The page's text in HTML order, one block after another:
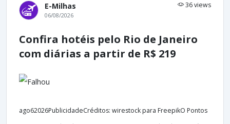
E-Milhas 36 views
06/08/2026
Confira hotéis pelo Rio de Janeiro
com diárias a partir de R$ 219
ago62026PublicidadeCréditos: wirestock para FreepikO Pontos